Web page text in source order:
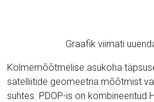
Graafik viimati
Kolmemõõtmelise asukoha
satelliitide geomeetria mõõtmist
suhtes. PDOP-is on kombineeritud